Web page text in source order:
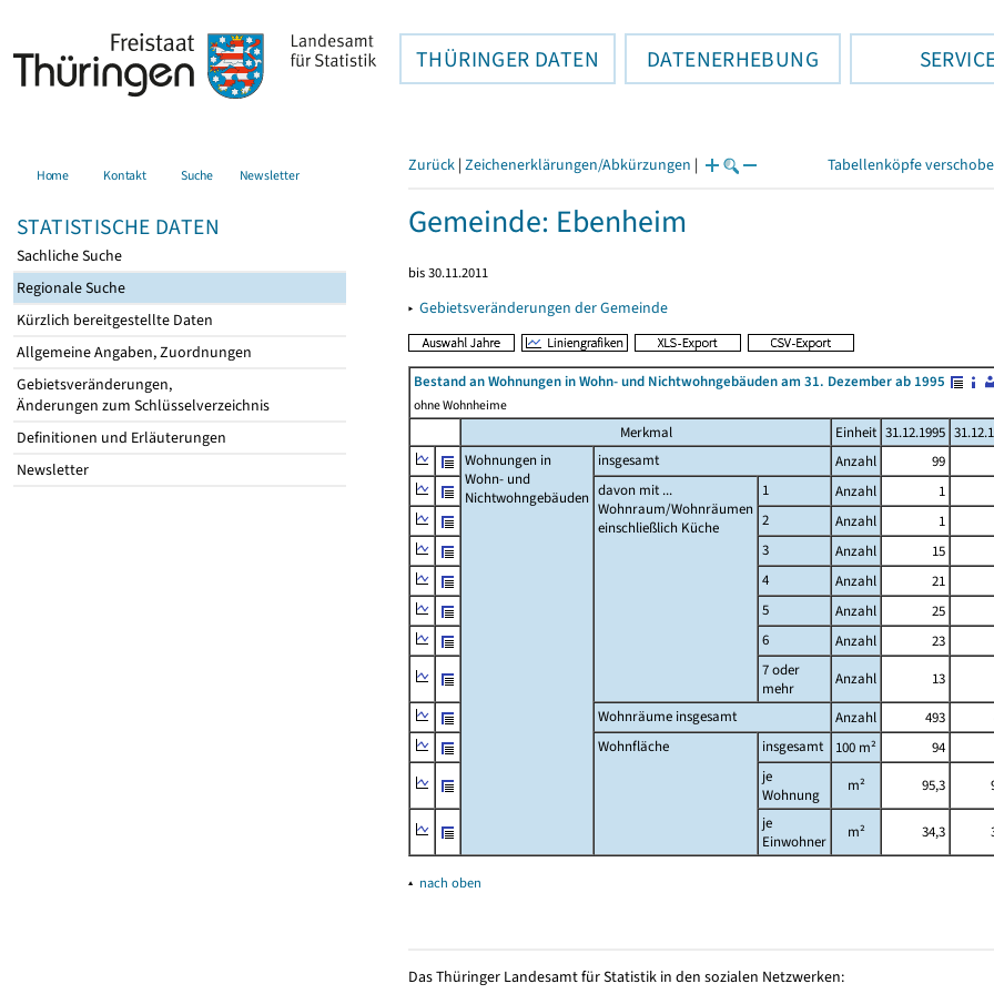
THÜRINGER DATEN DATENERHEBUNG
Home Kontakt Suche Newsletter
STATISTISCHE DATEN
Sachliche Suche
Regionale Suche
Kürzlich bereitgestellte Daten
Allgemeine Angaben, Zuordnungen
Gebietsveränderungen,
Änderungen zum Schlüsselverzeichnis
Definitionen und Erläuterungen
Newsletter
Zurück | Zeichenerklärungen/Abkürzungen | Tabellenköpfe
Gemeinde: Ebenheim
bis 30.11.2011
▸ Gebietsveränderungen der Gemeinde
Bestand an Wohnungen in Wohn- und Nichtwohngebäuden am 31. Dezember ab 1995
ohne Wohnheime
Merkmal Einheit 31.12.1995
Wohnungen in
Wohn- und
Nichtwohngebäuden
insgesamt Anzahl 99
davon mit ...
Wohnraum/Wohnräumen
einschließlich Küche
1 Anzahl 1
2
Anzahl 1
3
Anzahl 15
4
Anzahl 21
5
Anzahl 25
6
Anzahl 23
7 oder
mehr
Anzahl 13
Wohnräume insgesamt
Anzahl 493
Wohnfläche
insgesamt 100 m² 94
je
Wohnung
m² 95,3
je
Einwohner
m² 34,3
▴ nach oben
Das Thüringer Landesamt für Statistik in den sozialen Netzwerken: